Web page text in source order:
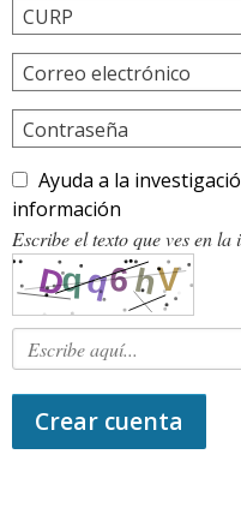
CURP
Correo electrónico
Contraseña
Ayuda a la
información
Escribe el texto que ves en la
Crear cuenta